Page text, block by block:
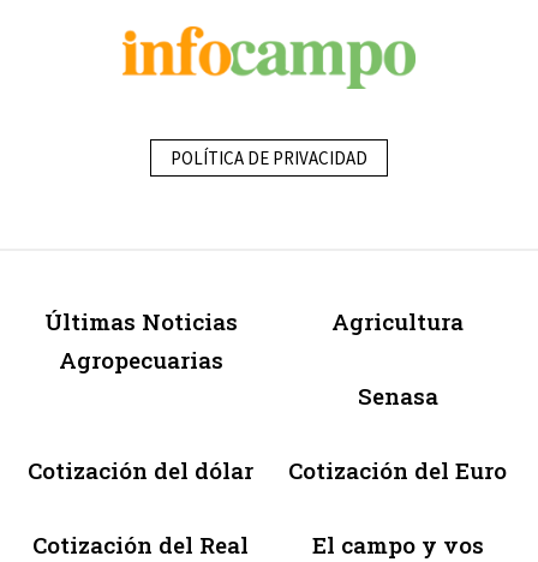
POLÍTICA DE PRIVACIDAD
Últimas Noticias
Agropecuarias
Agricultura
Senasa
Cotización del dólar Cotización del Euro
Cotización del Real El campo y vos